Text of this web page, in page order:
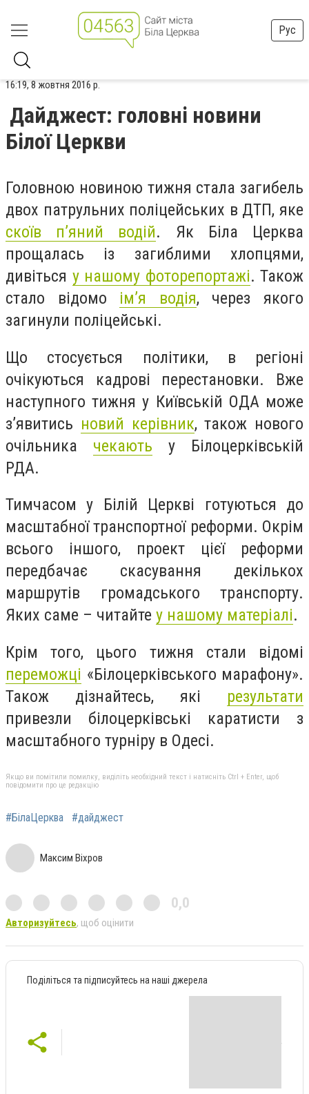
Рус
16:19, 8 жовтня 2016 р.
Дайджест: головні новини
Білої Церкви
Головною новиною тижня стала загибель
двох патрульних поліцейських в ДТП, яке
скоїв п’яний водій. Як Біла Церква
прощалась із загиблими хлопцями,
дивіться у нашому фоторепортажі. Також
стало відомо ім’я водія, через якого
загинули поліцейські.
Що стосується політики, в регіоні
очікуються кадрові перестановки. Вже
наступного тижня у Київській ОДА може
з’явитись новий керівник, також нового
очільника чекають у Білоцерківській
РДА.
Тимчасом у Білій Церкві готуються до
масштабної транспортної реформи. Окрім
всього іншого, проект цієї реформи
передбачає скасування декількох
маршрутів громадського транспорту.
Яких саме – читайте у нашому матеріалі.
Крім того, цього тижня стали відомі
переможці «Білоцерківського марафону».
Також дізнайтесь, які результати
привезли білоцерківські каратисти з
масштабного турніру в Одесі.
Якщо ви помітили помилку, виділіть необхідний текст і натисніть Ctrl + Enter, щоб
повідомити про це редакцію
#БілаЦерква #дайджест
Максим Віхров
0,0
Авторизуйтесь, щоб оцінити
Поділіться та підписуйтесь на наші джерела